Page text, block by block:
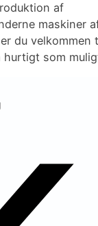
af
maskiner
du velkommen
hurtigt som